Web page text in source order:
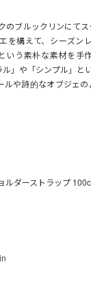
のブルックリンにて
を構えて、シーズン
いう素朴な素材を手
」や「シンプル」と
ルや詩的なオブジェ
ルダーストラップ